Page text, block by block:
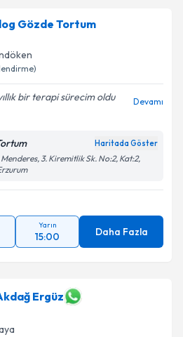
Gözde Tortum
bir terapi sürecim oldu
Devamı
Haritada Göster
3. Kiremitlik Sk. No:2, Kat:2,
Yarın
15:00 Daha Fazla
Ergüz